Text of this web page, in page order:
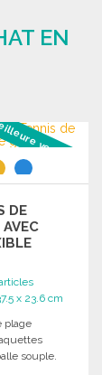
EN
vente #2
DE
x 23.6 cm
plage
souple.